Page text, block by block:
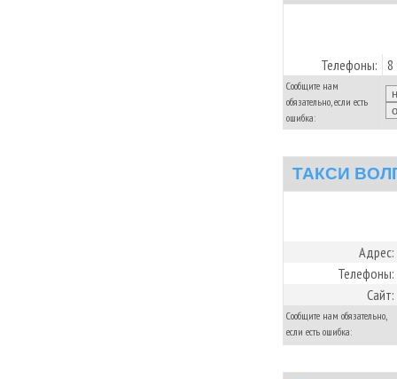
Телефоны: 8
Сообщите нам
обязательно, если есть
ошибка:
ТАКСИ
Адрес:
Телефоны:
Сайт:
Сообщите нам обязательно,
если есть ошибка: